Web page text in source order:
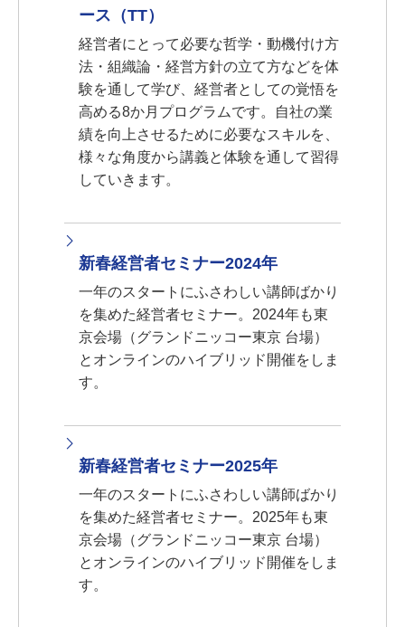
ース（TT）
経営者にとって必要な哲学・動機付け方
法・組織論・経営方針の立て方などを体
験を通して学び、経営者としての覚悟を
高める8か月プログラムです。自社の業
績を向上させるために必要なスキルを、
様々な角度から講義と体験を通して習得
していきます。
新春経営者セミナー2024年
一年のスタートにふさわしい講師ばかり
を集めた経営者セミナー。2024年も東
京会場（グランドニッコー東京 台場）
とオンラインのハイブリッド開催をしま
す。
新春経営者セミナー2025年
一年のスタートにふさわしい講師ばかり
を集めた経営者セミナー。2025年も東
京会場（グランドニッコー東京 台場）
とオンラインのハイブリッド開催をしま
す。